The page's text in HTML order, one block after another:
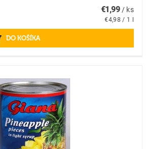
€1,99 / ks
€4,98 / 1 l